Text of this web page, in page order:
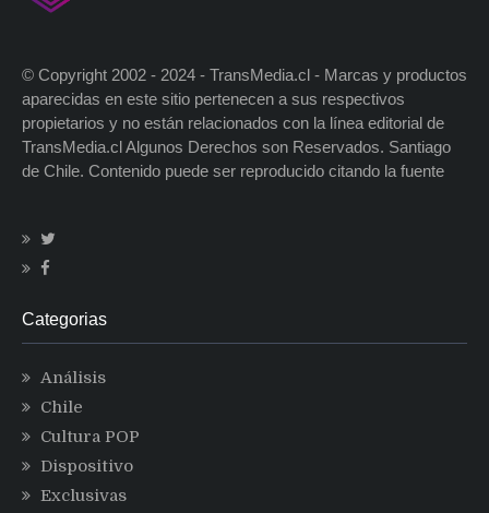
© Copyright 2002 - 2024 - TransMedia.cl - Marcas y productos
aparecidas en este sitio pertenecen a sus respectivos
propietarios y no están relacionados con la línea editorial de
TransMedia.cl Algunos Derechos son Reservados. Santiago
de Chile. Contenido puede ser reproducido citando la fuente
Categorias
Análisis
Chile
Cultura POP
Dispositivo
Exclusivas